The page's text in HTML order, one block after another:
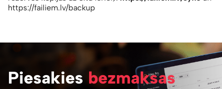
https://failiem.lv/backup
Piesakies bezmaksas